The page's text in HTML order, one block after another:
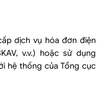
dịch vụ hóa đơn điện
v.v.) hoặc sử dụng
hệ thống của Tổng cục